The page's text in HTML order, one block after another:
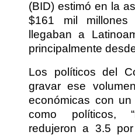
(BID) estimó en la
$161 mil
llegaban a
principalmente
Los políticos del
gravar ese
económicas con
como políticos,
redujeron a 3.5